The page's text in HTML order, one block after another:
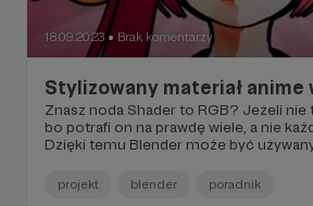
18.09.2023 ● Brak komentarzy
Stylizowany materiał anime
Znasz noda Shader to RGB? Jeżeli
bo potrafi on na prawdę wiele, a nie
Dzięki temu Blender może być
i łatwiejsze do zrobienia.
projekt blender poradnik